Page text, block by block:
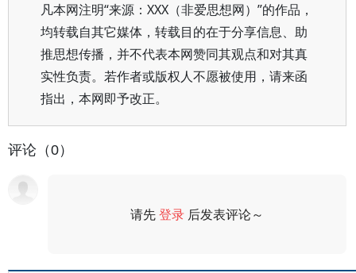
凡本网注明“来源：XXX（非爱思想网）”的作品，
均转载自其它媒体，转载目的在于分享信息、助
推思想传播，并不代表本网赞同其观点和对其真
实性负责。若作者或版权人不愿被使用，请来函
指出，本网即予改正。
评论（0）
请先登录 后发表评论～